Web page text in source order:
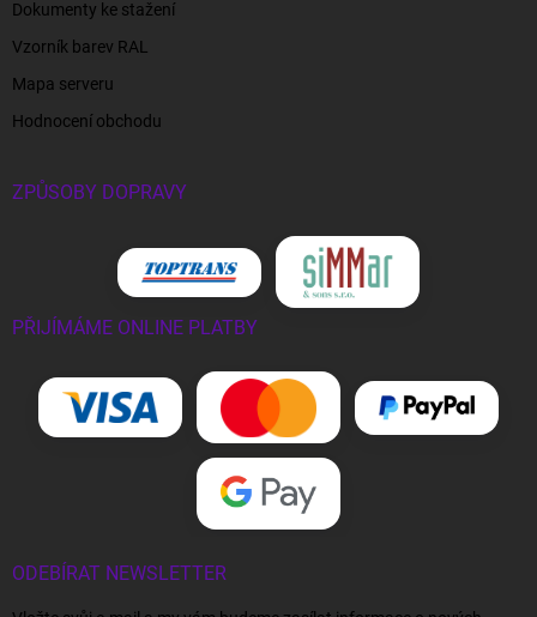
Dokumenty ke stažení
Vzorník barev RAL
Mapa serveru
Hodnocení obchodu
ZPŮSOBY DOPRAVY
PŘIJÍMÁME ONLINE PLATBY
ODEBÍRAT NEWSLETTER